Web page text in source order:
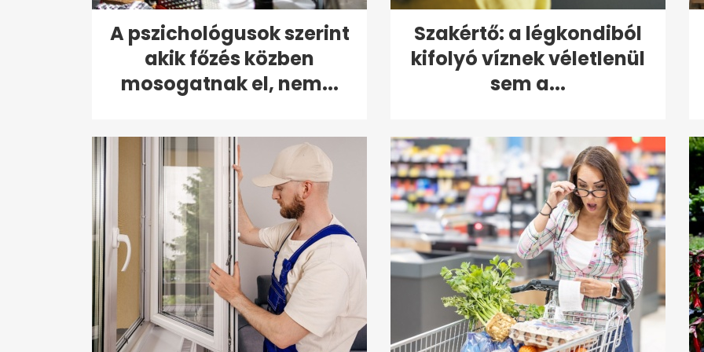
A pszichológusok szerint
akik főzés közben
mosogatnak el, nem...
Szakértő: a légkondiból
kifolyó víznek véletlenül
sem a...